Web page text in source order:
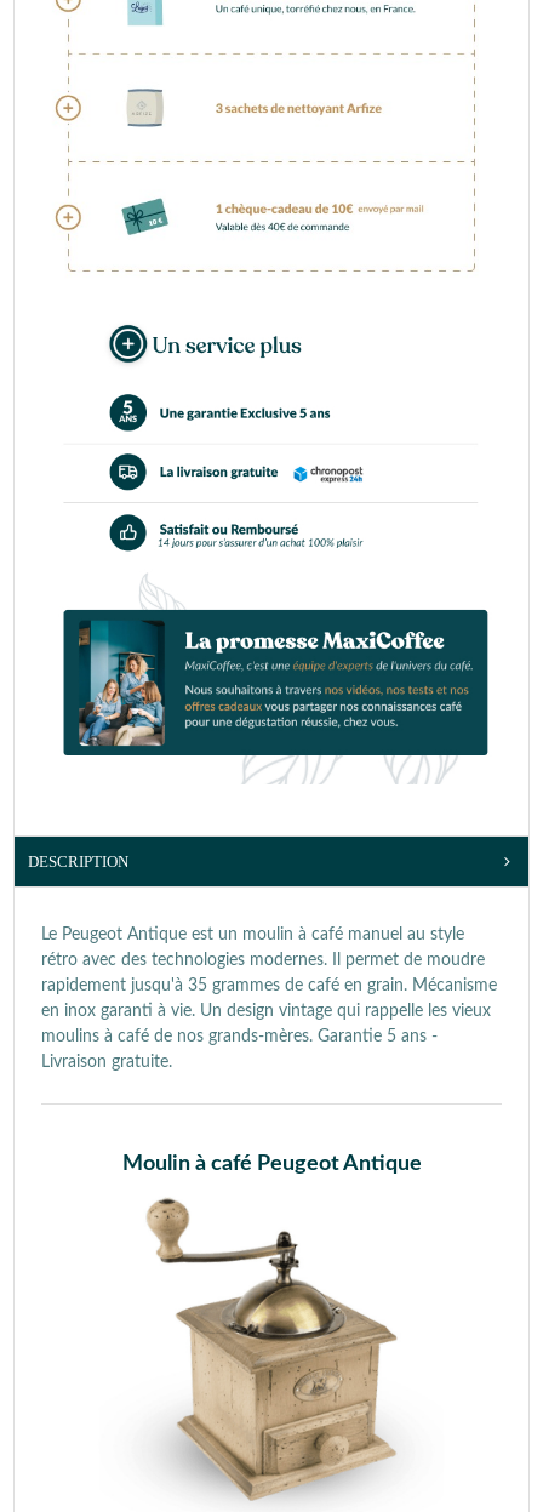
DESCRIPTION
Le Peugeot Antique est un moulin à café manuel au style
rétro avec des technologies modernes. Il permet de moudre
rapidement jusqu'à 35 grammes de café en grain. Mécanisme
en inox garanti à vie. Un design vintage qui rappelle les vieux
moulins à café de nos grands-mères. Garantie 5 ans -
Livraison gratuite.
Moulin à café Peugeot Antique